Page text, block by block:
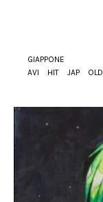
GIAPPONE
AVI
HIT JAP OLD